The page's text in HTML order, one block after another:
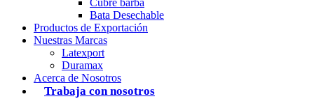
Cubre barba
Bata Desechable
Productos de Exportación
Nuestras Marcas
Latexport
Duramax
Acerca de Nosotros
Trabaja con nosotros